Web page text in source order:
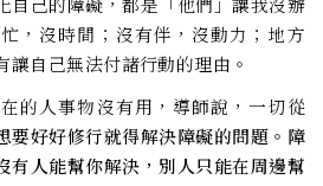
，沒時間；沒有伴，沒動力；地方
自己無法付諸行動的理由。
的人事物沒有用，導師說，一切從
要好好修行就得解決障礙的問題。障
有人能幫你解決，別人只能在周邊幫